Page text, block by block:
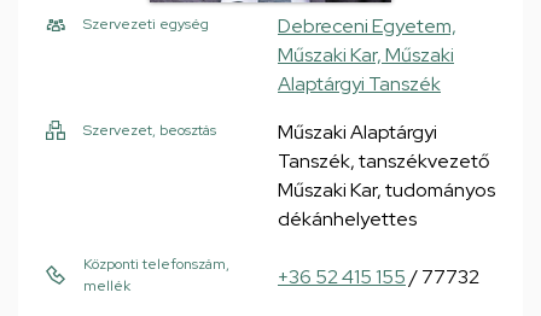
Szervezeti egység
Debreceni Egyetem,
Műszaki Kar, Műszaki
Alaptárgyi Tanszék
Szervezet, beosztás
Műszaki Alaptárgyi
Tanszék, tanszékvezető
Műszaki Kar, tudományos
dékánhelyettes
Központi telefonszám,
mellék
+36 52 415 155/ 77732